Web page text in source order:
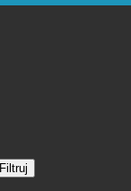
Filtruj